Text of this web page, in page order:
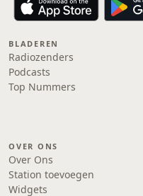
BLADEREN
Radiozenders
Podcasts
Top Nummers
OVER ONS
Over Ons
Station toevoegen
Widgets